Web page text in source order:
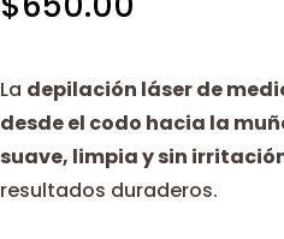
La depilación láser de
desde el codo hacia la
suave, limpia y sin
resultados duraderos.